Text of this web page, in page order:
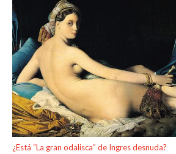
¿Está “La gran odalisca” de Ingres desnuda?